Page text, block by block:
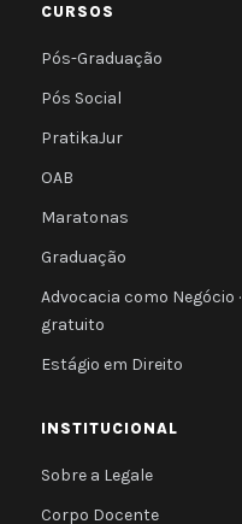
CURSOS
Pós-Graduação
Pós Social
PratikaJur
OAB
Maratonas
Graduação
Advocacia como Negócio ·
gratuito
Estágio em Direito
INSTITUCIONAL
Sobre a Legale
Corpo Docente